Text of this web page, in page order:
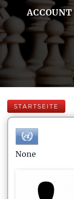
STARTSEITE
None